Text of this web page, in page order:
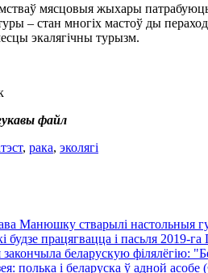
мясцовыя жыхары патрабуюць
– стан многіх мастоў ды
экалягічны турызм.
файл
, рака, эколягі